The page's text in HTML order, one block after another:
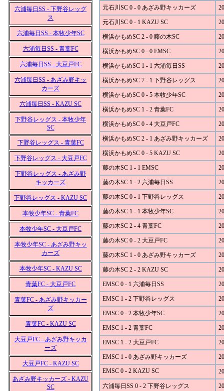
六浦毎日SS - 下野谷レッグ
ス
六浦毎日SS - 本牧少年SC
六浦毎日SS - 青葉FC
六浦毎日SS - 大豆戸FC
六浦毎日SS - あざみ野キッ
カーズ
六浦毎日SS - KAZU SC
下野谷レッグス - 本牧少年
SC
下野谷レッグス - 青葉FC
下野谷レッグス - 大豆戸FC
下野谷レッグス - あざみ野
キッカーズ
下野谷レッグス - KAZU SC
本牧少年SC - 青葉FC
本牧少年SC - 大豆戸FC
本牧少年SC - あざみ野キッ
カーズ
本牧少年SC - KAZU SC
青葉FC - 大豆戸FC
青葉FC - あざみ野キッカー
ズ
青葉FC - KAZU SC
大豆戸FC - あざみ野キッカ
ーズ
大豆戸FC - KAZU SC
あざみ野キッカーズ - KAZU
SC
元石川SC 0 - 0 あざみ野キッカーズ
元石川SC 0 - 1 KAZU SC
横浜かもめSC 2 - 0 藤の木SC
横浜かもめSC 0 - 0 EMSC
横浜かもめSC 1 - 1 六浦毎日SS
横浜かもめSC 7 - 1 下野谷レッグス
横浜かもめSC 0 - 5 本牧少年SC
横浜かもめSC 1 - 2 青葉FC
横浜かもめSC 0 - 4 大豆戸FC
横浜かもめSC 2 - 1 あざみ野キッカーズ
横浜かもめSC 0 - 5 KAZU SC
藤の木SC 1 - 1 EMSC
藤の木SC 1 - 2 六浦毎日SS
藤の木SC 0 - 1 下野谷レッグス
藤の木SC 1 - 1 本牧少年SC
藤の木SC 2 - 4 青葉FC
藤の木SC 0 - 2 大豆戸FC
藤の木SC 1 - 0 あざみ野キッカーズ
藤の木SC 2 - 2 KAZU SC
EMSC 0 - 1 六浦毎日SS
EMSC 1 - 2 下野谷レッグス
EMSC 0 - 2 本牧少年SC
EMSC 1 - 2 青葉FC
EMSC 1 - 2 大豆戸FC
EMSC 1 - 0 あざみ野キッカーズ
EMSC 0 - 2 KAZU SC
六浦毎日SS 0 - 2 下野谷レッグス